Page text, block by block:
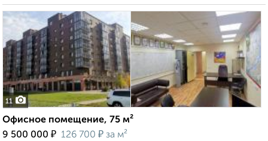
11
Офисное помещение, 75 м²
9 500 000 ₽ 126 700 ₽ за м²